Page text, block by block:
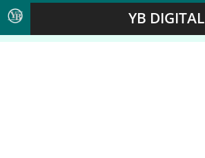
YB DIGITAL